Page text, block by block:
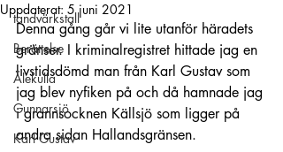
tandvärkstall
Berättelse
Älekulla
Gunnarsjö
Karl Gustav
Uppdaterat: 5 juni 2021
Denna gång går vi lite utanför häradets
gränser. I kriminalregistret hittade jag en
livstidsdömd man från Karl Gustav som
jag blev nyfiken på och då hamnade jag
i grannsocknen Källsjö som ligger på
andra sidan Hallandsgränsen.